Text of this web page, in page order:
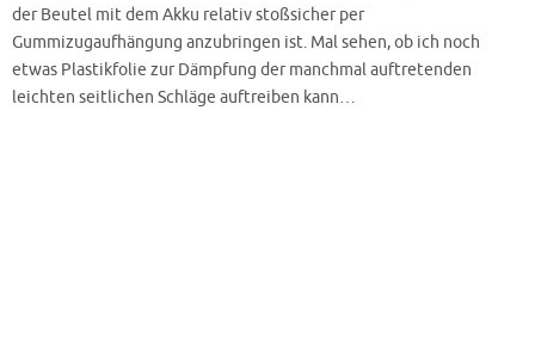
der Beutel mit dem Akku relativ stoßsicher per
Gummizugaufhängung anzubringen ist. Mal sehen, ob ich noch
etwas Plastikfolie zur Dämpfung der manchmal auftretenden
leichten seitlichen Schläge auftreiben kann…